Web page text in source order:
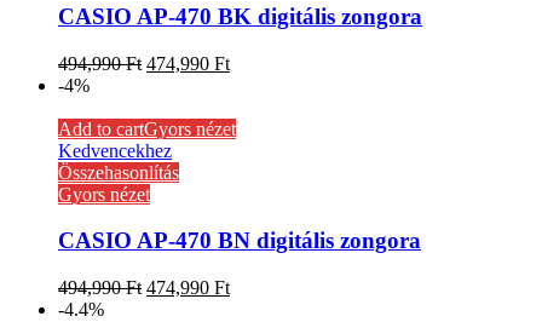
CASIO AP-470 BK digitális zongora
494,990Ft 474,990 Ft
-4%
Add to cartGyors nézet
Kedvencekhez
Összehasonlítás
Gyors nézet
CASIO AP-470 BN digitális zongora
494,990Ft 474,990 Ft
-4.4%